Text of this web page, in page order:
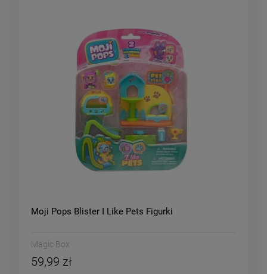
Moji Pops Blister I Like Pets Figurki
Magic Box
59,99 zł